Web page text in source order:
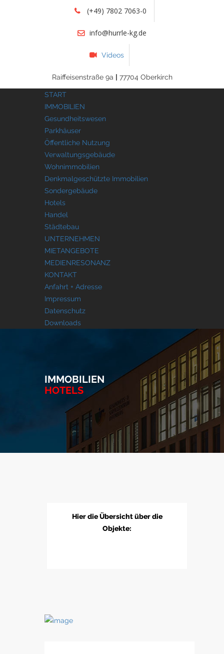
(+49) 7802 7063-0
info@hurrle-kg.de
Videos
Raiffeisenstraße 9a | 77704 Oberkirch
START
IMMOBILIEN
Gesundheitswesen
Parkhäuser
Öffentliche Nutzung
Verwaltungsgebäude
Wohnimmobilien
Denkmalgeschützte Immobilien
Sondergebäude
Hotels
Handel
Städtebau
UNTERNEHMEN
MIETANGEBOTE
MEDIENRESONANZ
KONTAKT
Anfahrt + Adresse
Impressum
Datenschutz
Downloads
IMMOBILIEN
HOTELS
Hier die Übersicht über die
Objekte: